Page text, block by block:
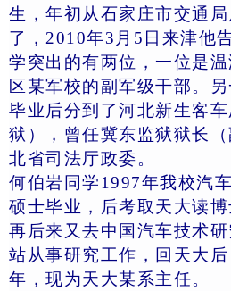
生，年初从石家庄市交通
了，2010年3月5日来津他
学突出的有两位，一位是
区某军校的副军级干部。
毕业后分到了河北新生客
狱），曾任冀东监狱狱长
北省司法厅政委。
何伯岩同学1997年我校汽
硕士毕业，后考取天大读博
再后来又去中国汽车技术
站从事研究工作，回天大
年，现为天大某系主任。